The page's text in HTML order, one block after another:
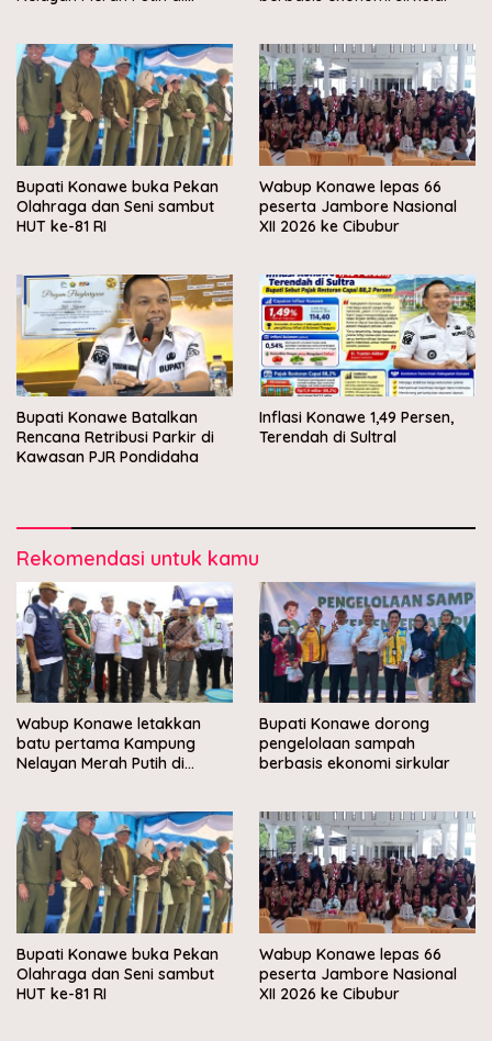
Bupati Konawe buka Pekan
Olahraga dan Seni sambut
HUT ke-81 RI
Wabup Konawe lepas 66
peserta Jambore Nasional
XII 2026 ke Cibubur
Bupati Konawe Batalkan
Rencana Retribusi Parkir di
Kawasan PJR Pondidaha
Inflasi Konawe 1,49 Persen,
Terendah di Sultral
Rekomendasi untuk kamu
Wabup Konawe letakkan
batu pertama Kampung
Nelayan Merah Putih di
Bupati Konawe dorong
pengelolaan sampah
berbasis ekonomi sirkular
Bupati Konawe buka Pekan
Olahraga dan Seni sambut
HUT ke-81 RI
Wabup Konawe lepas 66
peserta Jambore Nasional
XII 2026 ke Cibubur